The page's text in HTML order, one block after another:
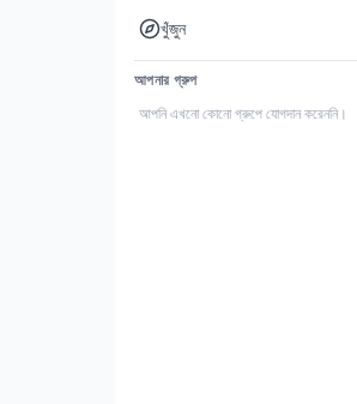
খুঁজুন
আপনার গ্রুপ
আপনি এখনো কোনো গ্রুপে যোগদান করেননি।